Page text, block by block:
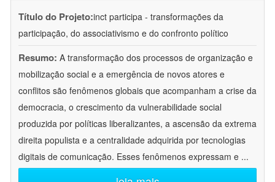
Título do Projeto:inct participa - transformações da
participação, do associativismo e do confronto político
Resumo: A transformação dos processos de organização e
mobilização social e a emergência de novos atores e
conflitos são fenômenos globais que acompanham a crise da
democracia, o crescimento da vulnerabilidade social
produzida por políticas liberalizantes, a ascensão da extrema
direita populista e a centralidade adquirida por tecnologias
digitais de comunicação. Esses fenômenos expressam e ...